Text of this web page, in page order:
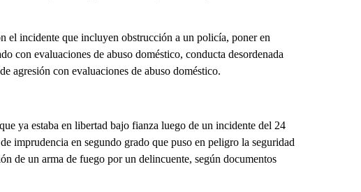
el incidente que incluyen obstrucción a un policía, poner en
con evaluaciones de abuso doméstico, conducta desordenada
agresión con evaluaciones de abuso doméstico.
ya estaba en libertad bajo fianza luego de un incidente del 24
imprudencia en segundo grado que puso en peligro la seguridad
de un arma de fuego por un delincuente, según documentos